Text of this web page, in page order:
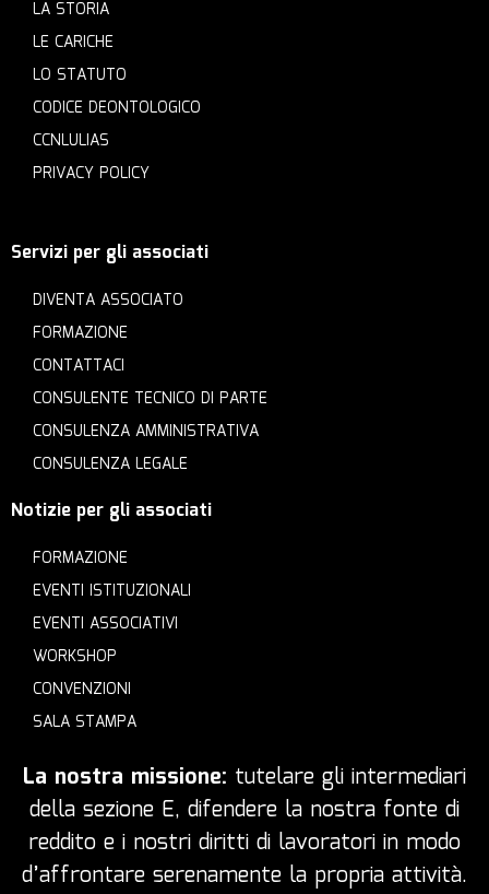
LA STORIA
LE CARICHE
LO STATUTO
CODICE DEONTOLOGICO
CCNLULIAS
PRIVACY POLICY
Servizi per gli associati
DIVENTA ASSOCIATO
FORMAZIONE
CONTATTACI
CONSULENTE TECNICO DI PARTE
CONSULENZA AMMINISTRATIVA
CONSULENZA LEGALE
Notizie per gli associati
FORMAZIONE
EVENTI ISTITUZIONALI
EVENTI ASSOCIATIVI
WORKSHOP
CONVENZIONI
SALA STAMPA
La nostra missione: tutelare gli intermediari
della sezione E, difendere la nostra fonte di
reddito e i nostri diritti di lavoratori in modo
d’affrontare serenamente la propria attività.